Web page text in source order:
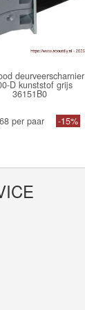
deurveerscharnier
D kunststof grijs
36151B0
per paar -15%